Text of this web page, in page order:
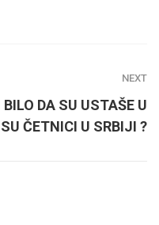
NEXT
DA SU USTAŠE U
ČETNICI U SRBIJI ?